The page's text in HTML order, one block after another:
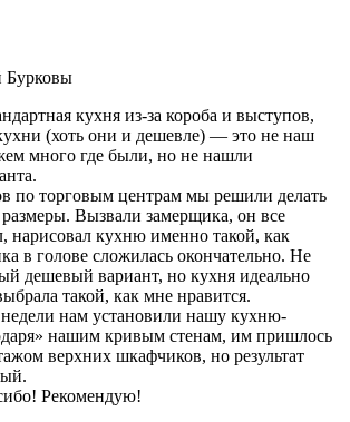
Бурковы
кухня из-за короба и выступов,
(хоть они и дешевле) — это не наш
много где были, но не нашли
по торговым центрам мы решили делать
Вызвали замерщика, он все
нарисовал кухню именно такой, как
в голове сложилась окончательно. Не
дешевый вариант, но кухня идеально
такой, как мне нравится.
нам установили нашу кухню-
нашим кривым стенам, им пришлось
верхних шкафчиков, но результат
Рекомендую!